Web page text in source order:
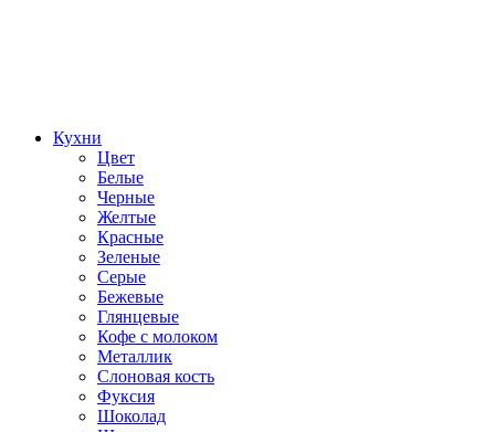
Кухни
Цвет
Белые
Черные
Желтые
Красные
Зеленые
Серые
Бежевые
Глянцевые
Кофе с молоком
Металлик
Слоновая кость
Фуксия
Шоколад